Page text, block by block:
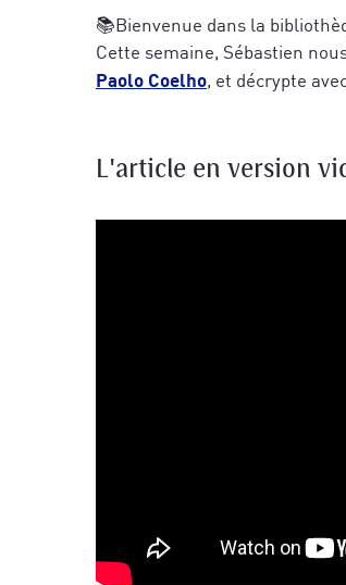
📚Bienvenue dans la
Cette semaine, Sébastien
Paolo Coelho, et décrypte
L'article en version